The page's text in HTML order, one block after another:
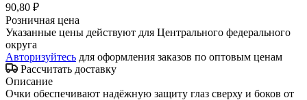
90,80 ₽
Розничная цена
Указанные цены действуют для Центрального федерального
округа
Авторизуйтесь для оформления заказов по оптовым ценам
Рассчитать доставку
Описание
Очки обеспечивают надёжную защиту глаз сверху и боков от